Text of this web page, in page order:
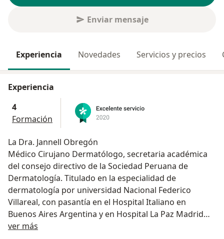
Enviar mensaje
Experiencia Novedades Servicios y precios
Experiencia
4
Formación
La Dra. Jannell Obregón
Médico Cirujano Dermatólogo, secretaria académica
del consejo directivo de la Sociedad Peruana de
Dermatología. Titulado en la especialidad de
dermatología por universidad Nacional Federico
Villareal, con pasantía en el Hospital Italiano en
Buenos Aires Argentina y en Hospital La Paz Madrid
España.
ver más